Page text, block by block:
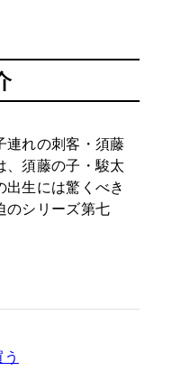
連れの刺客・須藤
、須藤の子・駿太
生には驚くべき
シリーズ第七